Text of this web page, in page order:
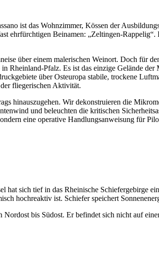
ist das Wohnzimmer, Kössen der
ehrfürchtigen Beinamen: „Zeltingen-
über einem malerischen Weinort. Doch für
Rheinland-Pfalz. Es ist das einzige Gelände
über Osteuropa stabile, trockene
fliegerischen Aktivität.
hinauszugehen. Wir dekonstruieren die
und beleuchten die kritischen
eine operative Handlungsanweisung für
sich tief in das Rheinische Schiefergebirge
hochreaktiv ist. Schiefer speichert
bis Südost. Er befindet sich nicht auf